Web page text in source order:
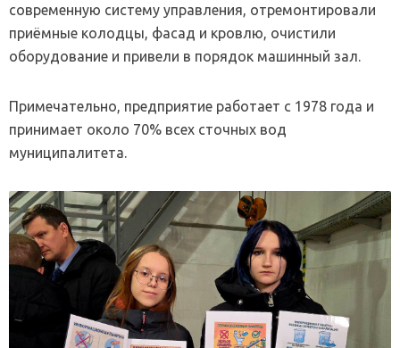
современную систему управления, отремонтировали
приёмные колодцы, фасад и кровлю, очистили
оборудование и привели в порядок машинный зал.
Примечательно, предприятие работает с 1978 года и
принимает около 70% всех сточных вод
муниципалитета.